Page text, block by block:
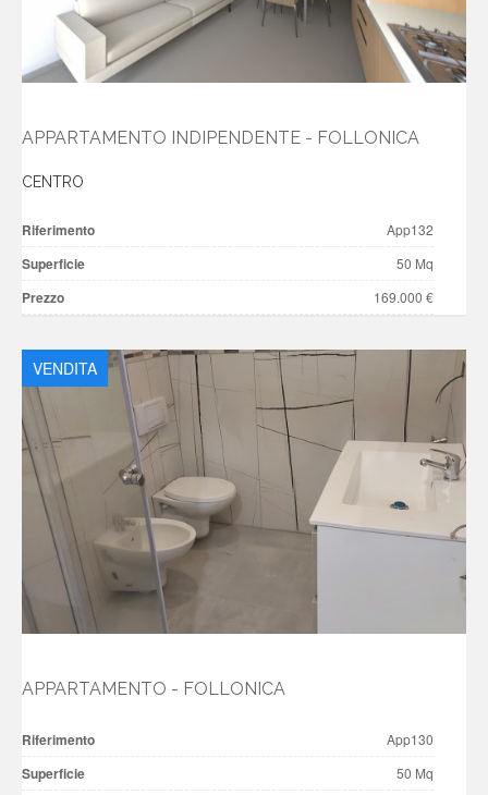
APPARTAMENTO INDIPENDENTE - FOLLONICA
CENTRO
Riferimento App132
Superficie 50 Mq
Prezzo 169.000 €
VENDITA
APPARTAMENTO - FOLLONICA
Riferimento App130
Superficie 50 Mq